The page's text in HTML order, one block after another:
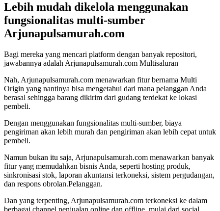
Lebih mudah dikelola menggunakan
fungsionalitas multi-sumber
Arjunapulsamurah.com
Bagi mereka yang mencari platform dengan banyak repositori,
jawabannya adalah Arjunapulsamurah.com Multisaluran
Nah, Arjunapulsamurah.com menawarkan fitur bernama Multi
Origin yang nantinya bisa mengetahui dari mana pelanggan Anda
berasal sehingga barang dikirim dari gudang terdekat ke lokasi
pembeli.
Dengan menggunakan fungsionalitas multi-sumber, biaya
pengiriman akan lebih murah dan pengiriman akan lebih cepat untuk
pembeli.
Namun bukan itu saja, Arjunapulsamurah.com menawarkan banyak
fitur yang memudahkan bisnis Anda, seperti hosting produk,
sinkronisasi stok, laporan akuntansi terkoneksi, sistem pergudangan,
dan respons obrolan.Pelanggan.
Dan yang terpenting, Arjunapulsamurah.com terkoneksi ke dalam